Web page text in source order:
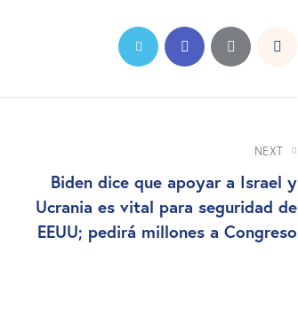
NEXT
Biden dice que apoyar a Israel y
Ucrania es vital para seguridad de
EEUU; pedirá millones a Congreso